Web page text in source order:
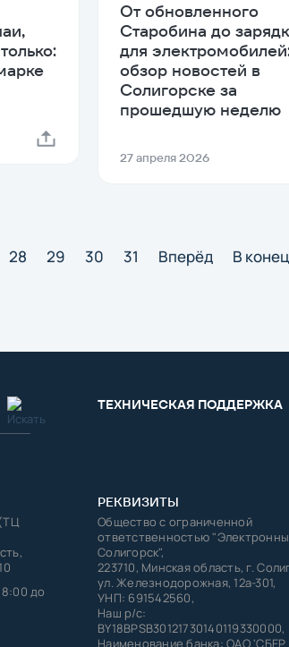
От обновленного
Старобина до
для
обзор новостей в
Солигорске за
прошедшую неделю
27 апреля 2026
28 29 30 31 Вперёд В конец
ТЕХНИЧЕСКАЯ ПОДДЕРЖКА
до
РЕКВИЗИТЫ
Общество с ограниченной
ответственностью
Солигорск",
223710, Минская область, г.
ул. Железнодорожная, 12а-301,
УНП: 691542560,
Наш р/с:
BY18BPSB30121730140119330000,